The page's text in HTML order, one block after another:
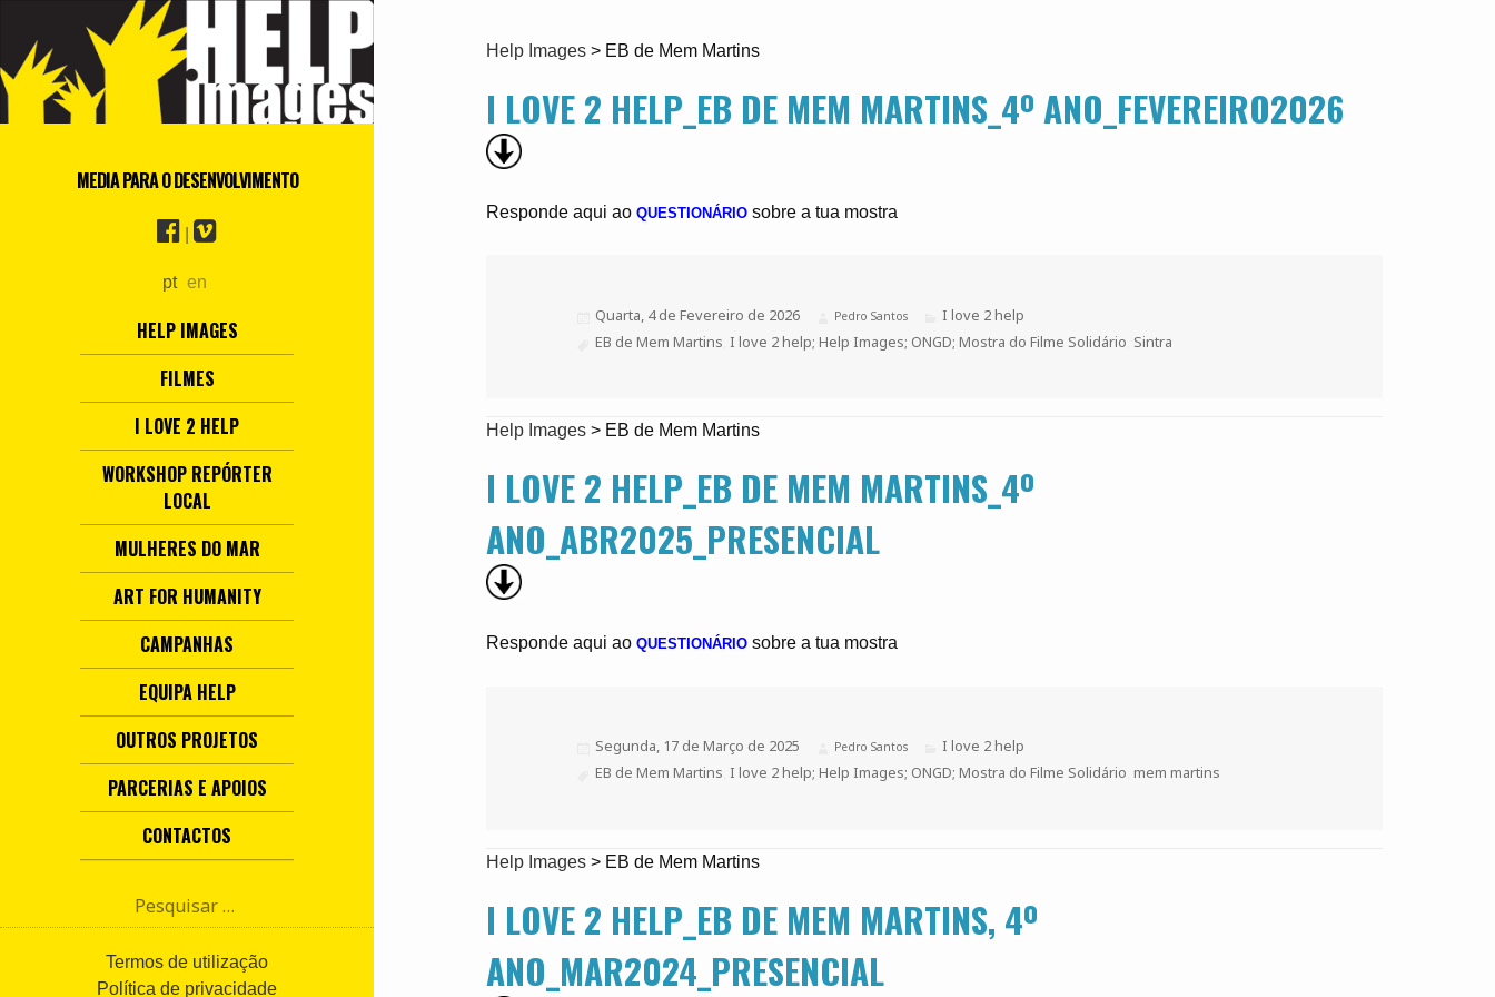
MEDIA PARA O DESENVOLVIMENTO
pt en
HELP IMAGES
FILMES
I LOVE 2 HELP
WORKSHOP REPÓRTER
LOCAL
MULHERES DO MAR
ART FOR HUMANITY
CAMPANHAS
EQUIPA HELP
OUTROS PROJETOS
PARCERIAS E APOIOS
CONTACTOS
s
Termos de utilização
Política de privacidade
Help Images> EB de Mem Martins
I LOVE 2 HELP_EB DE MEM MARTINS_4º ANO_FEVEREIRO2026
Responde aqui ao QUESTIONÁRIO sobre a tua mostra
Publicado
Quarta, 4 de Fevereiro de 2026 Autor
Pedro Santos Categorias
I love 2 help
Etiquetas
EB de Mem Martins I love 2 help; Help Images; ONGD; Mostra do Filme Solidário Sintra
Help Images> EB de Mem Martins
I LOVE 2 HELP_EB DE MEM MARTINS_4º
ANO_ABR2025_PRESENCIAL
Responde aqui ao QUESTIONÁRIO sobre a tua mostra
Publicado
Segunda, 17 de Março de 2025 Autor
Pedro Santos Categorias
I love 2 help
Etiquetas
EB de Mem Martins I love 2 help; Help Images; ONGD; Mostra do Filme Solidário ,mem martins
Help Images> EB de Mem Martins
I LOVE 2 HELP_EB DE MEM MARTINS, 4º
ANO_MAR2024_PRESENCIAL